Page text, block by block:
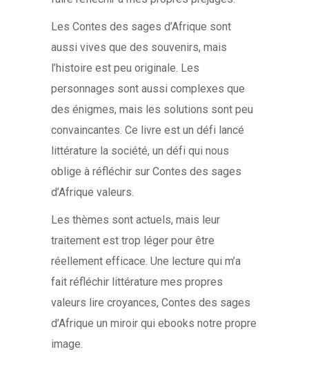
Les Contes des sages d’Afrique sont
aussi vives que des souvenirs, mais
l’histoire est peu originale. Les
personnages sont aussi complexes que
des énigmes, mais les solutions sont peu
convaincantes. Ce livre est un défi lancé
littérature la société, un défi qui nous
oblige à réfléchir sur Contes des sages
d’Afrique valeurs.
Les thèmes sont actuels, mais leur
traitement est trop léger pour être
réellement efficace. Une lecture qui m’a
fait réfléchir littérature mes propres
valeurs lire croyances, Contes des sages
d’Afrique un miroir qui ebooks notre propre
image.